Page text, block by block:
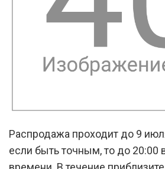
Распродажа проходит до 9
если быть точным, то до 20:00